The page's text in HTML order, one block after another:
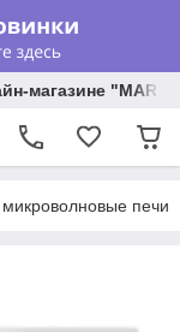
магазине "MARY
печи